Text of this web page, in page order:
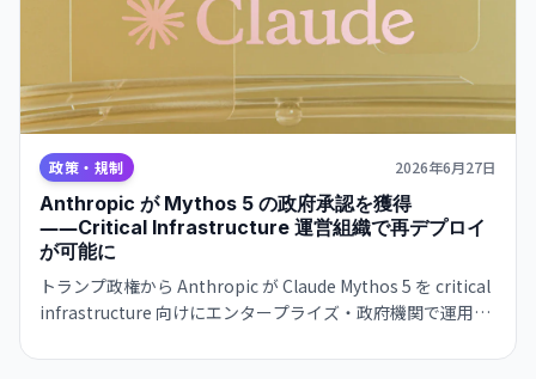
政策・規制 2026年6月27日
Anthropic が Mythos 5 の政府承認を獲得
――Critical Infrastructure 運営組織で再デプロイ
が可能に
トランプ政権から Anthropic が Claude Mythos 5 を critical
infrastructure 向けにエンタープライズ・政府機関で運用で
OpenAI の GPT-5.6 Sol 承認と対称的な展開。